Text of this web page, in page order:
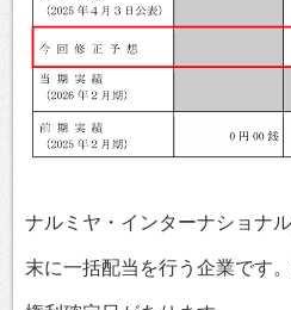
ナルミヤ・インターナショナ
末に一括配当を行う企業です